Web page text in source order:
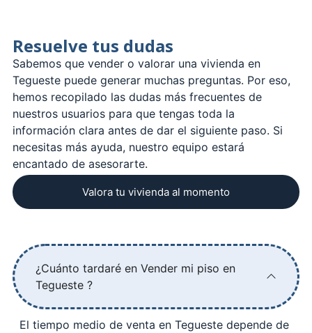
Resuelve tus dudas
Sabemos que vender o valorar una vivienda en
Tegueste puede generar muchas preguntas. Por eso,
hemos recopilado las dudas más frecuentes de
nuestros usuarios para que tengas toda la
información clara antes de dar el siguiente paso. Si
necesitas más ayuda, nuestro equipo estará
encantado de asesorarte.
Valora tu vivienda al momento
¿Cuánto tardaré en Vender mi piso en
Tegueste ?
El tiempo medio de venta en Tegueste depende de